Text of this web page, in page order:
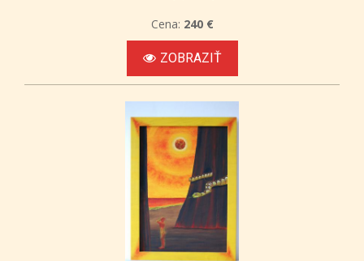
Cena: 240 €
ZOBRAZIŤ